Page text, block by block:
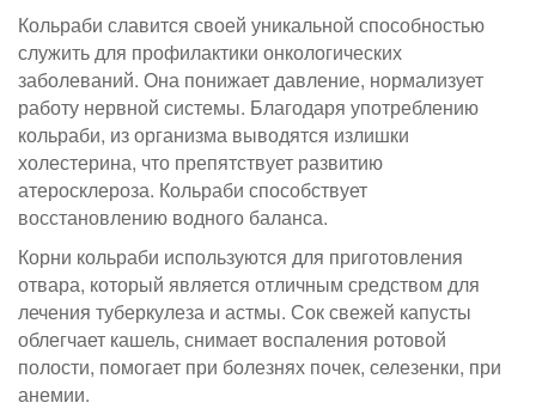
Кольраби славится своей уникальной способностью
служить для профилактики онкологических
заболеваний. Она понижает давление, нормализует
работу нервной системы. Благодаря употреблению
кольраби, из организма выводятся излишки
холестерина, что препятствует развитию
атеросклероза. Кольраби способствует
восстановлению водного баланса.
Корни кольраби используются для приготовления
отвара, который является отличным средством для
лечения туберкулеза и астмы. Сок свежей капусты
облегчает кашель, снимает воспаления ротовой
полости, помогает при болезнях почек, селезенки, при
анемии.